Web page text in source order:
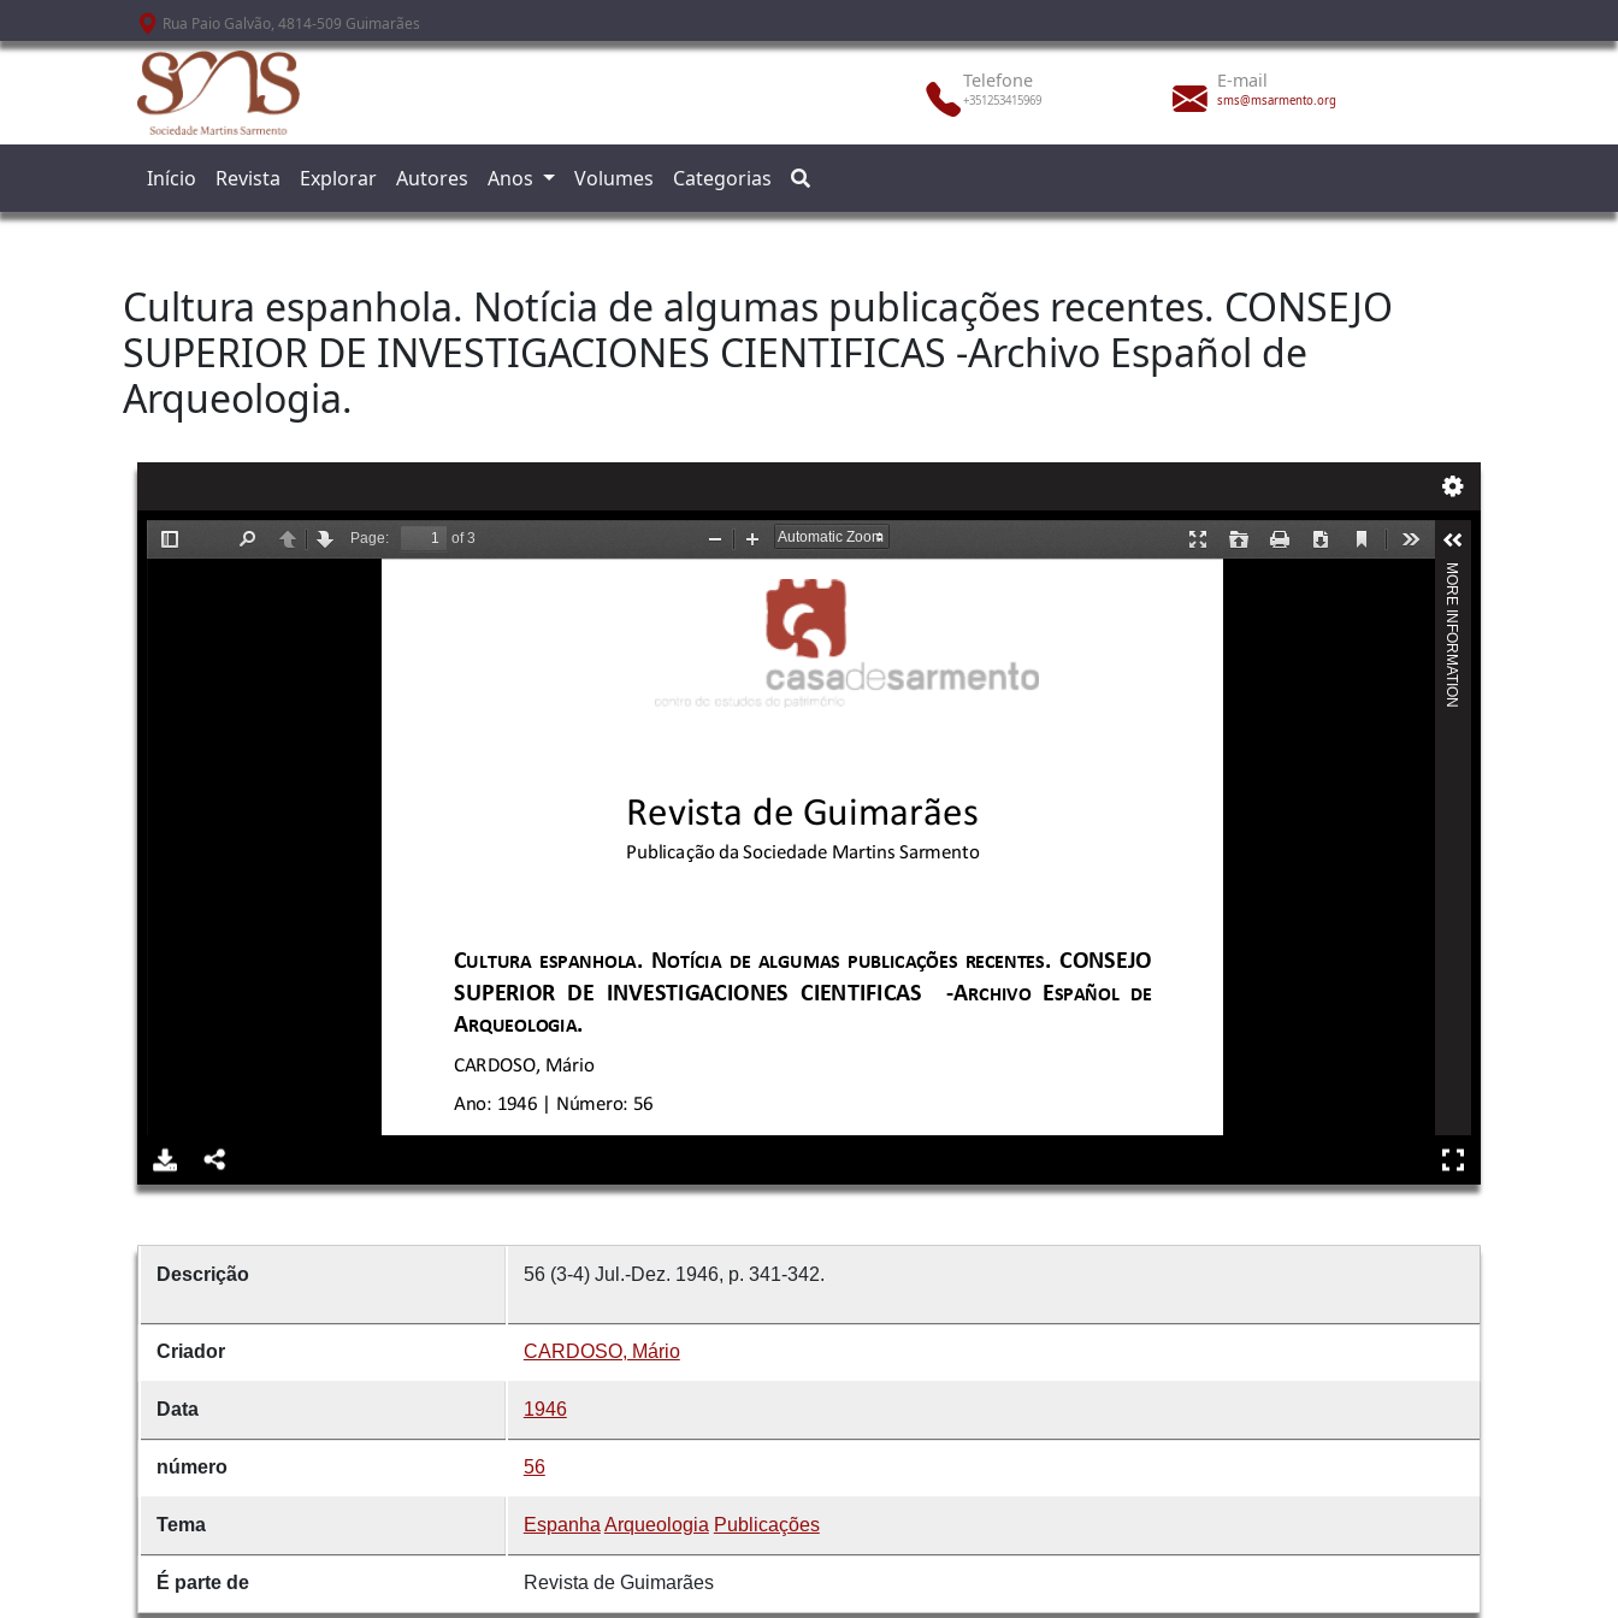
Passar para o conteúdo principal
Rua Paio Galvão, 4814-509 Guimarães
Telefone
+351253415969
E-mail
sms@msarmento.org
Início Revista Explorar Autores Anos Volumes Categorias
Cultura espanhola. Notícia de algumas publicações recentes. CONSEJO
SUPERIOR DE INVESTIGACIONES CIENTIFICAS -Archivo Español de
Arqueologia.
Descrição 56 (3-4) Jul.-Dez. 1946, p. 341-342.
Criador CARDOSO, Mário
Data 1946
número 56
Tema Espanha Arqueologia Publicações
É parte de Revista de Guimarães